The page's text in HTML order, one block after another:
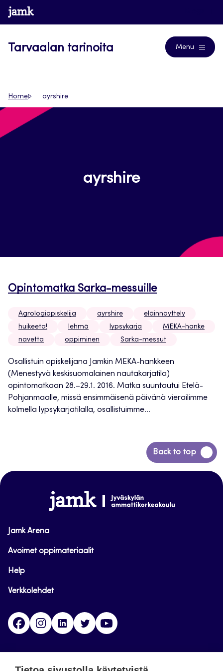
Siirry
suoraan
www.jamk.fi
Tarvaalan tarinoita Menu
Home ayrshire
ayrshire
Opintomatka Sarka-messuille
Agrologiopiskelija ayrshire
eläinnäyttely
huikeeta!
lehmä lypsykarja
MEKA-hanke
navetta
oppiminen Sarka-messut
Osallistuin opiskelijana Jamkin MEKA-hankkeen
(Menestyvä keskisuomalainen nautakarjatila)
opintomatkaan 28.–29.1. 2016. Matka suuntautui Etelä-
Pohjanmaalle, missä ensimmäisenä päivänä vierailimme
kolmella lypsykarjatilalla, osallistuimme...
Back to top
Siirry
takaisin
www.jamk.fi
Jamk Arena
Avoimet oppimateriaalit
Help
Verkkolehdet
FacebookInstagramLinkedinTwitter